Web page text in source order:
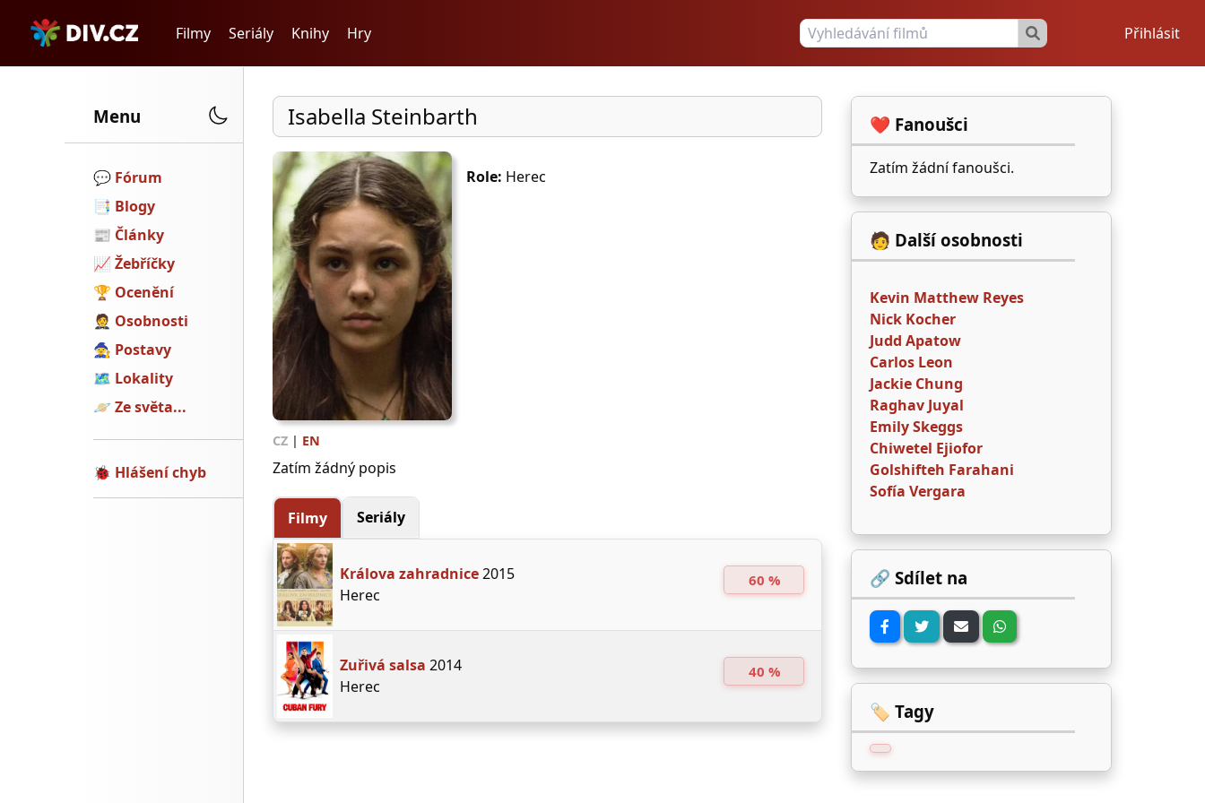
Filmy Seriály Knihy Hry Přihlásit
Menu
💬️ Fórum
📑 Blogy
📰 Články
📈 Žebříčky
🏆 Ocenění
🤵 Osobnosti
🧙 Postavy
🗺 Lokality
🪐 Ze světa...
🐞 Hlášení chyb
Isabella Steinbarth
Role: Herec
CZ | EN
Zatím žádný popis
Filmy Seriály
Králova zahradnice2015
Herec
60 %
Zuřivá salsa 2014
Herec
40 %
❤️ Fanoušci
Zatím žádní fanoušci.
🧑 Další osobnosti
Kevin Matthew Reyes
Nick Kocher
Judd Apatow
Carlos Leon
Jackie Chung
Raghav Juyal
Emily Skeggs
Chiwetel Ejiofor
Golshifteh Farahani
Sofía Vergara
🔗 Sdílet na
🏷️ Tagy